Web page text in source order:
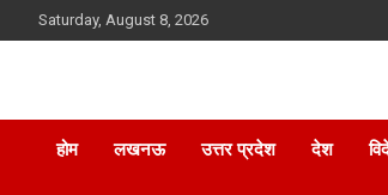
to
Saturday, August 8, 2026
होम लखनऊ उत्तर प्रदेश देश